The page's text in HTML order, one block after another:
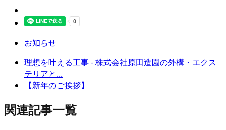
お知らせ
理想を叶える工事 - 株式会社原田造園の外構・エクス
テリアと...
【新年のご挨拶】
関連記事一覧